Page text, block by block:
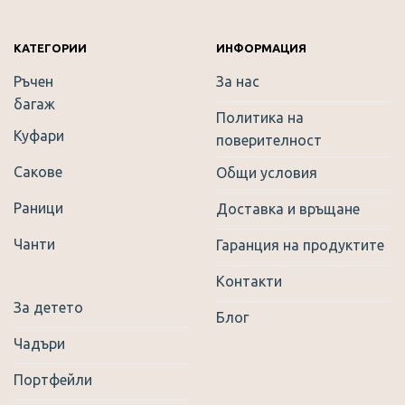
on
product
page
КАТЕГОРИИ
Ръчен
багаж
Куфари
Сакове
Раници
Чанти
За детето
Чадъри
Портфейли
ИНФОРМАЦИЯ
За нас
Политика на
поверителност
Общи условия
Доставка и връщане
Гаранция на продуктите
Контакти
Блог